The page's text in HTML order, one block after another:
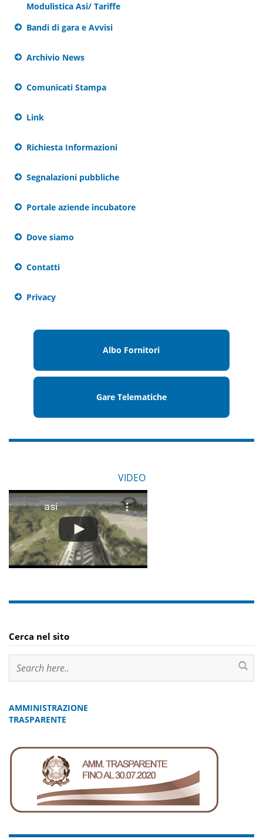
Modulistica Asi/ Tariffe
Bandi di gara e Avvisi
Archivio News
Comunicati Stampa
Link
Richiesta Informazioni
Segnalazioni pubbliche
Portale aziende incubatore
Dove siamo
Contatti
Privacy
Albo Fornitori
Gare Telematiche
VIDEO
Cerca nel sito
AMMINISTRAZIONE
TRASPARENTE